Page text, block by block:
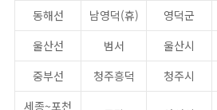
동해선 남영덕(휴) 영덕군
울산선
범서 울산시
중부선
청주흥덕 청주시
세종~포천